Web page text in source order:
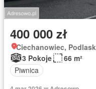
400 000 zł
Ciechanowiec,
3 Pokoje
66 m²
Piwnica